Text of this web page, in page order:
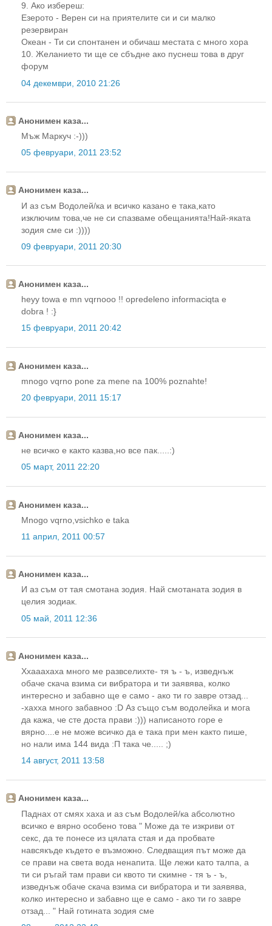
9. Ако избереш:
Езерото - Верен си на приятелите си и си малко
резервиран
Океан - Ти си спонтанен и обичаш местата с много хора
10. Желанието ти ще се сбъдне ако пуснеш това в друг
форум
04 декември, 2010 21:26
Анонимен каза...
Мъж Маркуч :-)))
05 февруари, 2011 23:52
Анонимен каза...
И аз съм Водолей/ка и всичко казано е така,като
изключим това,че не си спазваме обещанията!Най-яката
зодия сме си :))))
09 февруари, 2011 20:30
Анонимен каза...
heyy towa e mn vqrnooo !! opredeleno informaciqta e
dobra ! :}
15 февруари, 2011 20:42
Анонимен каза...
mnogo vqrno pone za mene na 100% poznahte!
20 февруари, 2011 15:17
Анонимен каза...
не всичко е както казва,но все пак.....:)
05 март, 2011 22:20
Анонимен каза...
Mnogo vqrno,vsichko e taka
11 април, 2011 00:57
Анонимен каза...
И аз съм от тая смотана зодия. Най смотаната зодия в
целия зодиак.
05 май, 2011 12:36
Анонимен каза...
Ххааахаха много ме развселихте- тя ъ - ъ, изведнъж
обаче скача взима си вибратора и ти заявява, колко
интересно и забавно ще е само - ако ти го завре отзад...
-хахха много забавноо :D Аз също съм водолейка и мога
да кажа, че сте доста прави :))) написаното горе е
вярно....е не може всичко да е така при мен както пише,
но нали има 144 вида :П така че..... ;)
14 август, 2011 13:58
Анонимен каза...
Паднах от смях хаха и аз съм Водолей/ка абсолютно
всичко е вярно особено това " Може да те изкриви от
секс, да те понесе из цялата стая и да пробвате
навсякъде където е възможно. Следващия път може да
се прави на света вода ненапита. Ще лежи като талпа, а
ти си ръгай там прави си квото ти скимне - тя ъ - ъ,
изведнъж обаче скача взима си вибратора и ти заявява,
колко интересно и забавно ще е само - ако ти го завре
отзад... " Най готината зодия сме